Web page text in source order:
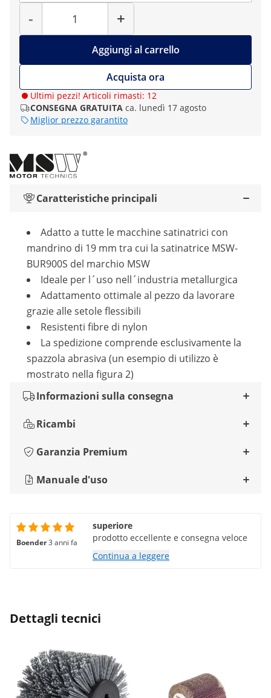
-
Quantità
+
Aggiungi al carrello
Acquista ora
Ultimi pezzi! Articoli rimasti: 12
CONSEGNA GRATUITA ca. lunedì 17 agosto
Miglior prezzo garantito
Caratteristiche principali
Adatto a tutte le macchine satinatrici con
mandrino di 19 mm tra cui la satinatrice MSW-
BUR900S del marchio MSW
Ideale per l´uso nell´industria metallurgica
Adattamento ottimale al pezzo da lavorare
grazie alle setole flessibili
Resistenti fibre di nylon
La spedizione comprende esclusivamente la
spazzola abrasiva (un esempio di utilizzo è
mostrato nella figura 2)
Informazioni sulla consegna
Ricambi
Garanzia Premium
Manuale d'uso
Boender3 anni fa
superiore
prodotto eccellente e consegna veloce
Continua a leggere
Dettagli tecnici